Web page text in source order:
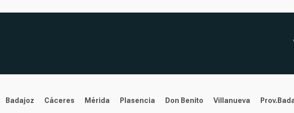
Badajoz Cáceres Mérida Plasencia Don Benito Villanueva